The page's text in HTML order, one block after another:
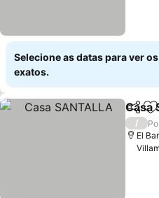
Selecione as datas para ver
exatos.
Casa
/
El